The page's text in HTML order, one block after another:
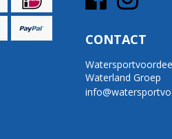
CONTACT
Waterland Groep